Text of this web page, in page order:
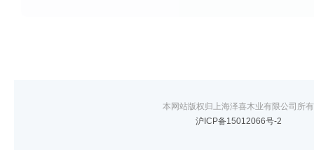
本网站版权归上海泽喜木业有限公司所有
沪ICP备15012066号-2